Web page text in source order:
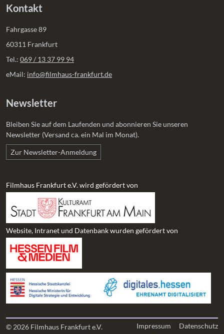
Kontakt
Fahrgasse 89
60311 Frankfurt
Tel.: 069 / 13 37 99 94
eMail: info@filmhaus-frankfurt.de
Newsletter
Bleiben Sie auf dem Laufenden und abonnieren Sie unseren
Newsletter (Versand ca. ein Mal im Monat).
Zur Newsletter-Anmeldung
Filmhaus Frankfurt e.V. wird gefördert von
Website, Intranet und Datenbank wurden gefördert von
© 2026 Filmhaus Frankfurt e.V. Impressum Datenschutz